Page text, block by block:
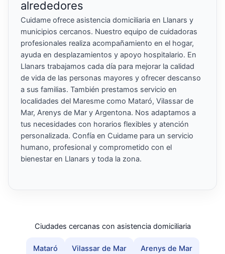
alrededores
Cuidame ofrece asistencia domiciliaria en Llanars y
municipios cercanos. Nuestro equipo de cuidadoras
profesionales realiza acompañamiento en el hogar,
ayuda en desplazamientos y apoyo hospitalario. En
Llanars trabajamos cada día para mejorar la calidad
de vida de las personas mayores y ofrecer descanso
a sus familias. También prestamos servicio en
localidades del Maresme como Mataró, Vilassar de
Mar, Arenys de Mar y Argentona. Nos adaptamos a
tus necesidades con horarios flexibles y atención
personalizada. Confía en Cuidame para un servicio
humano, profesional y comprometido con el
bienestar en Llanars y toda la zona.
Ciudades cercanas con asistencia domiciliaria
Mataró Vilassar de Mar Arenys de Mar